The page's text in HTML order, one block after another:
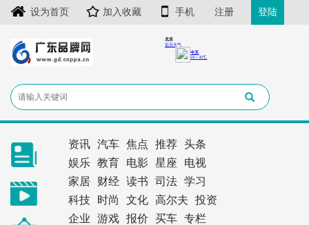
设为首页 加入收藏 手机 注册 登陆
资讯 汽车 焦点 推荐
头条
娱乐
教育 电影 星座
电视
家居
财经 读书 司法
学习
科技
时尚 文化 高尔夫
投资
企业
游戏 报价 买车
专栏